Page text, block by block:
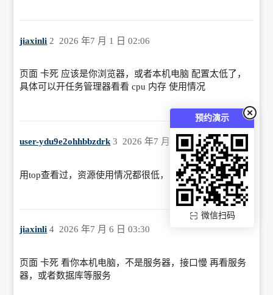
预约演示
微信扫码
jiaxinli 2026 年7 月 1 日 02:06
2
页面 卡死 应该是你浏览器，或者本机电脑 配置太低了，
具体可以开任务管理器看看 cpu 内存 使用情况
user-ydu9e2ohhbbzdrk 2026 年7 月 6 日 02:03
3
用top查看过，资源使用情况都很低，且没有异常。
jiaxinli 2026 年7 月 6 日 03:30
4
页面 卡死 看你本机电脑，不是服务器，接口慢 再看服务
器，或者数据库等服务